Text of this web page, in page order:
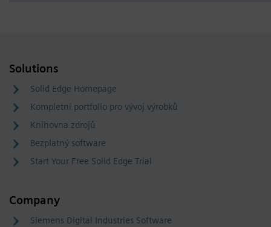
Solutions
Solid Edge Homepage
Kompletní portfolio pro vývoj výrobků
Knihovna zdrojů
Bezplatný software
Start Your Free Solid Edge Trial
Company
Siemens Digital Industries Software